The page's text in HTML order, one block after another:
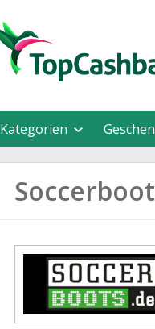
Kategorien